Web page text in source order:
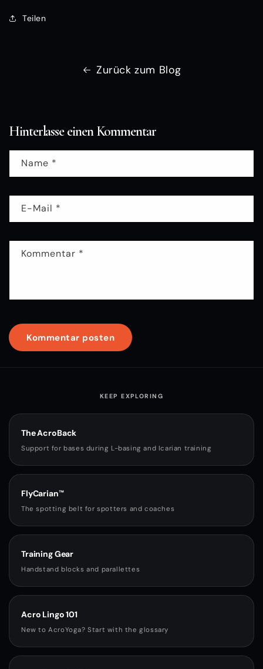
Teilen
Zurück zum Blog
Hinterlasse einen Kommentar
Name *
E-Mail *
Kommentar *
KEEP EXPLORING
The AcroBack
Support for bases during L-basing and Icarian training
FlyCarian™
The spotting belt for spotters and coaches
Training Gear
Handstand blocks and parallettes
Acro Lingo 101
New to AcroYoga? Start with the glossary